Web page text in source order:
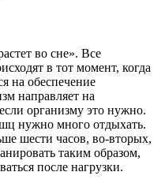
во сне». Все
в тот момент, когда
на обеспечение
направляет на
организму это нужно.
нужно много отдыхать.
шести часов, во-вторых,
таким образом,
после нагрузки.